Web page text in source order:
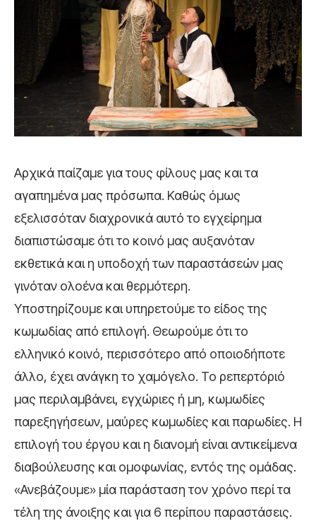
Αρχικά παίζαμε για τους φίλους μας και τα
αγαπημένα μας πρόσωπα. Καθώς όμως
εξελισσόταν διαχρονικά αυτό το εγχείρημα
διαπιστώσαμε ότι το κοινό μας αυξανόταν
εκθετικά και η υποδοχή των παραστάσεών μας
γινόταν ολοένα και θερμότερη.
Υποστηρίζουμε και υπηρετούμε το είδος της
κωμωδίας από επιλογή. Θεωρούμε ότι το
ελληνικό κοινό, περισσότερο από οποιοδήποτε
άλλο, έχει ανάγκη το χαμόγελο. Το ρεπερτόριό
μας περιλαμβάνει, εγχώριες ή μη, κωμωδίες
παρεξηγήσεων, μαύρες κωμωδίες και παρωδίες. Η
επιλογή του έργου και η διανομή είναι αντικείμενα
διαβούλευσης και ομοφωνίας, εντός της ομάδας.
«Ανεβάζουμε» μία παράσταση τον χρόνο περί τα
τέλη της άνοιξης και για 6 περίπου παραστάσεις.